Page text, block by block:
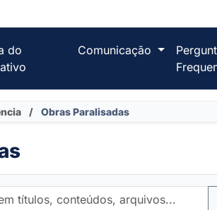
do
Comunicação
/ Obras Paralisadas